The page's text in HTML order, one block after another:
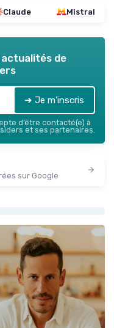
Claude Mistral
de
➔ Je m'inscris
d’être contacté(e) à
et ses partenaires.
sur Google